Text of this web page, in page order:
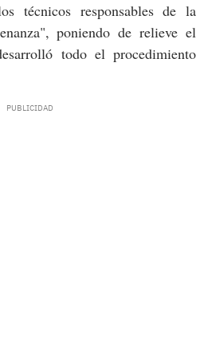
técnicos responsables de la
poniendo de relieve el
todo el procedimiento